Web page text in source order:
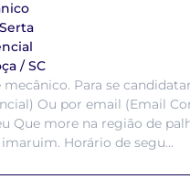
/ SC
mecânico. Para se
Ou por email (Email
Que more na região de
Horário de segu...